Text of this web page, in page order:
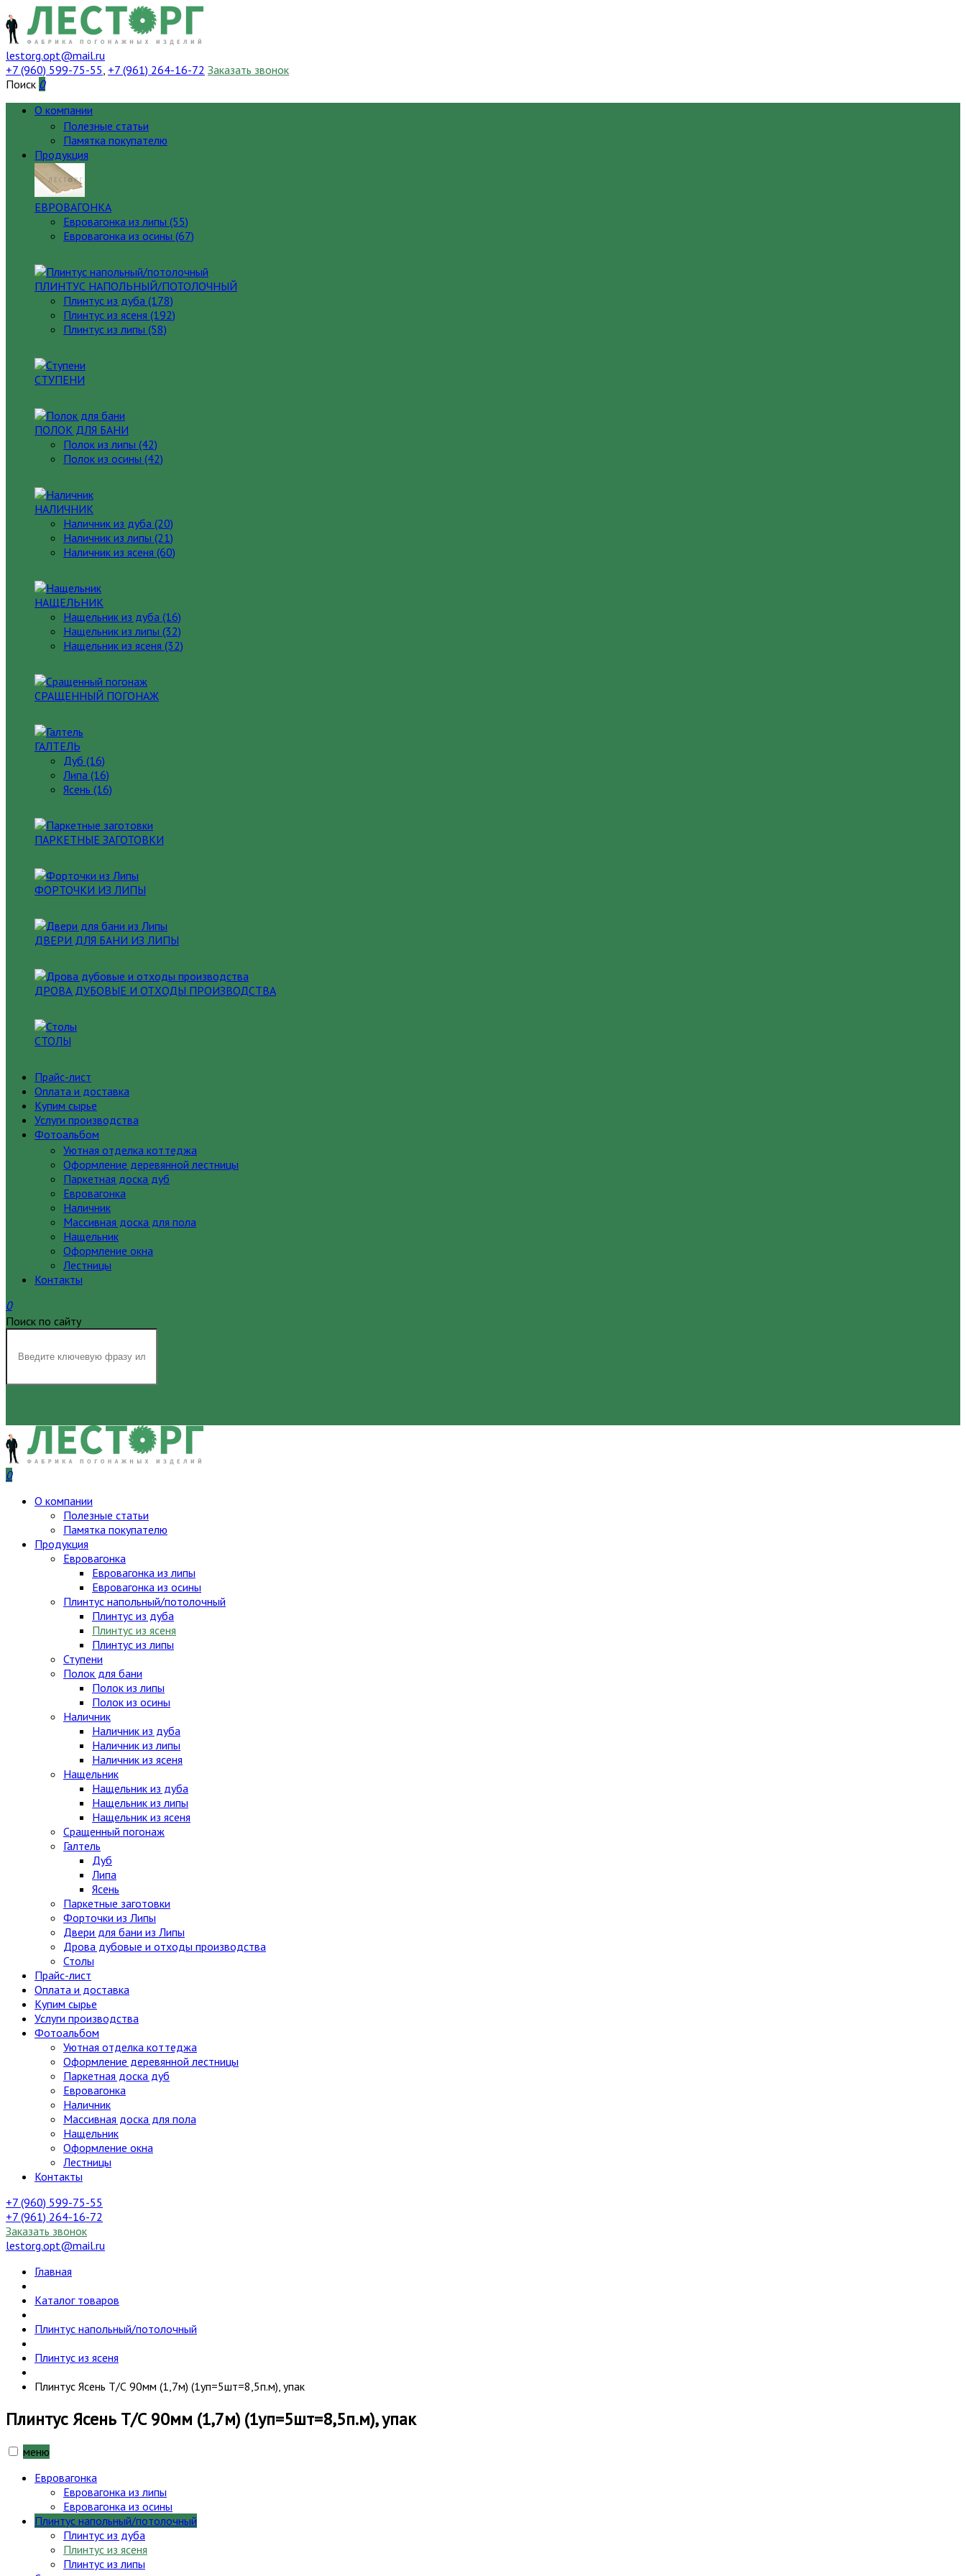
lestorg.opt@mail.ru
+7 (960) 599-75-55, +7 (961) 264-16-72 Заказать звонок
Поиск 0
О компании
Полезные статьи
Памятка покупателю
Продукция
ЕВРОВАГОНКА
Евровагонка из липы (55)
Евровагонка из осины (67)
ПЛИНТУС НАПОЛЬНЫЙ/ПОТОЛОЧНЫЙ
Плинтус из дуба (178)
Плинтус из ясеня (192)
Плинтус из липы (58)
СТУПЕНИ
ПОЛОК ДЛЯ БАНИ
Полок из липы (42)
Полок из осины (42)
НАЛИЧНИК
Наличник из дуба (20)
Наличник из липы (21)
Наличник из ясеня (60)
НАЩЕЛЬНИК
Нащельник из дуба (16)
Нащельник из липы (32)
Нащельник из ясеня (32)
СРАЩЕННЫЙ ПОГОНАЖ
ГАЛТЕЛЬ
Дуб (16)
Липа (16)
Ясень (16)
ПАРКЕТНЫЕ ЗАГОТОВКИ
ФОРТОЧКИ ИЗ ЛИПЫ
ДВЕРИ ДЛЯ БАНИ ИЗ ЛИПЫ
ДРОВА ДУБОВЫЕ И ОТХОДЫ ПРОИЗВОДСТВА
СТОЛЫ
Прайс-лист
Оплата и доставка
Купим сырье
Услуги производства
Фотоальбом
Уютная отделка коттеджа
Оформление деревянной лестницы
Паркетная доска дуб
Евровагонка
Наличник
Массивная доска для пола
Нащельник
Оформление окна
Лестницы
Контакты
0
Поиск по сайту
0
О компании
Полезные статьи
Памятка покупателю
Продукция
Евровагонка
Евровагонка из липы
Евровагонка из осины
Плинтус напольный/потолочный
Плинтус из дуба
Плинтус из ясеня
Плинтус из липы
Ступени
Полок для бани
Полок из липы
Полок из осины
Наличник
Наличник из дуба
Наличник из липы
Наличник из ясеня
Нащельник
Нащельник из дуба
Нащельник из липы
Нащельник из ясеня
Сращенный погонаж
Галтель
Дуб
Липа
Ясень
Паркетные заготовки
Форточки из Липы
Двери для бани из Липы
Дрова дубовые и отходы производства
Столы
Прайс-лист
Оплата и доставка
Купим сырье
Услуги производства
Фотоальбом
Уютная отделка коттеджа
Оформление деревянной лестницы
Паркетная доска дуб
Евровагонка
Наличник
Массивная доска для пола
Нащельник
Оформление окна
Лестницы
Контакты
+7 (960) 599-75-55
+7 (961) 264-16-72
Заказать звонок
lestorg.opt@mail.ru
Главная
Каталог товаров
Плинтус напольный/потолочный
Плинтус из ясеня
Плинтус Ясень Т/С 90мм (1,7м) (1уп=5шт=8,5п.м), упак
Плинтус Ясень Т/С 90мм (1,7м) (1уп=5шт=8,5п.м), упак
меню
Евровагонка
Евровагонка из липы
Евровагонка из осины
Плинтус напольный/потолочный
Плинтус из дуба
Плинтус из ясеня
Плинтус из липы